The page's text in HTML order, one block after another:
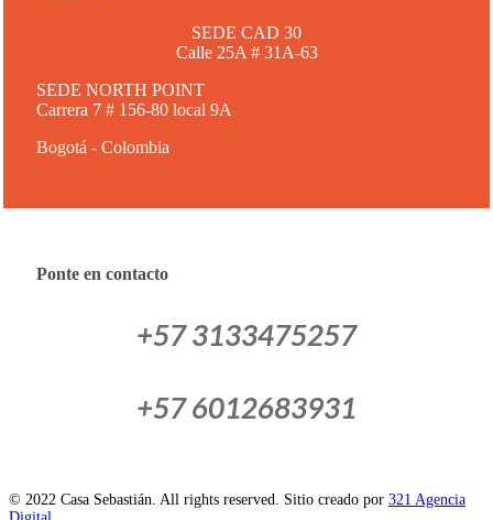
SEDE CAD 30
Calle 25A # 31A-63
SEDE NORTH POINT
Carrera 7 # 156-80 local 9A
Bogotá - Colombia
Ponte en contacto
+57 3133475257
+57 6012683931
© 2022 Casa Sebastián. All rights reserved. Sitio creado por 321 Agencia